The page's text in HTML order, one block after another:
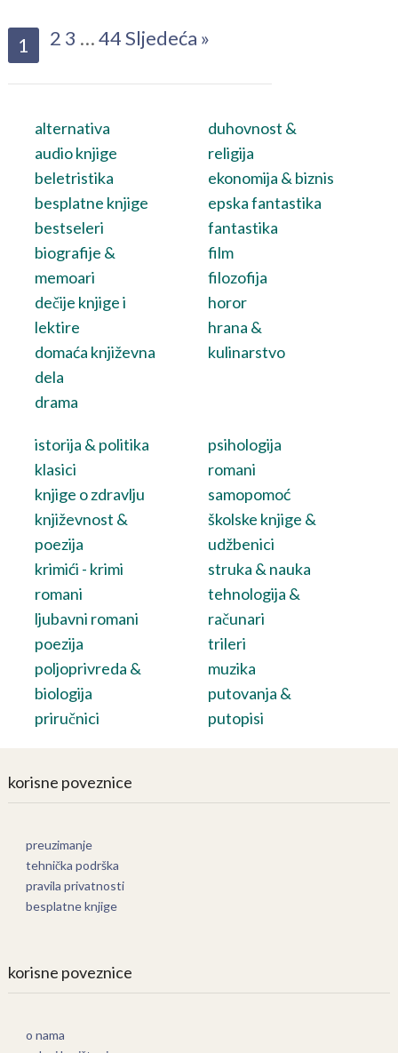
1 2 3 …44Sljedeća »
alternativa
audio knjige
beletristika
besplatne knjige
bestseleri
biografije &
memoari
dečije knjige i
lektire
domaća književna
dela
drama
duhovnost &
religija
ekonomija & biznis
epska fantastika
fantastika
film
filozofija
horor
hrana &
kulinarstvo
istorija & politika
klasici
knjige o zdravlju
književnost &
poezija
krimići - krimi
romani
ljubavni romani
poezija
poljoprivreda &
biologija
priručnici
psihologija
romani
samopomoć
školske knjige &
udžbenici
struka & nauka
tehnologija &
računari
trileri
muzika
putovanja &
putopisi
korisne poveznice
preuzimanje
tehnička podrška
pravila privatnosti
besplatne knjige
korisne poveznice
o nama